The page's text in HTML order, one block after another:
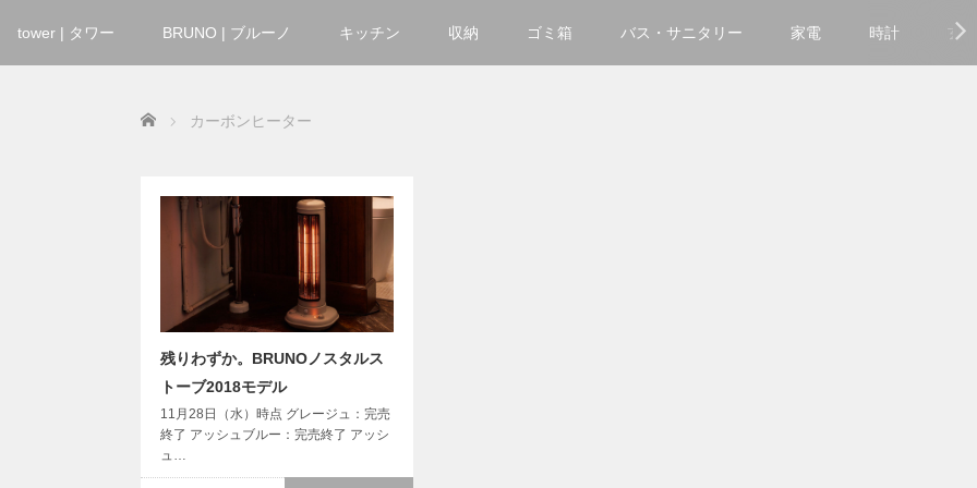
tower | タワー BRUNO | ブルーノ キッチン 収納 ゴミ箱 バス・サニタリー 家電 時計 玄
Home カーボンヒーター
残りわずか。BRUNOノスタルス
トーブ2018モデル
11月28日（水）時点 グレージュ：完売
終了 アッシュブルー：完売終了 アッシ
ュ…